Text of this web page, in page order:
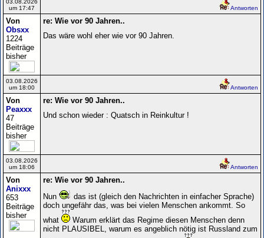
03.08.2026
um 17:47
Antworten
Von
Obsxx
1224
Beiträge
bisher
re: Wie vor 90 Jahren..
Das wäre wohl eher wie vor 90 Jahren.
03.08.2026
um 18:00
Antworten
Von
Peaxxx
47
Beiträge
bisher
re: Wie vor 90 Jahren..
Und schon wieder : Quatsch in Reinkultur !
03.08.2026
um 18:06
Antworten
Von
Anixxx
653
Beiträge
bisher
re: Wie vor 90 Jahren..
Nun
das ist (gleich den Nachrichten in einfacher Sprache)
doch ungefähr das, was bei vielen Menschen ankommt. So
what
Warum erklärt das Regime diesen Menschen denn
nicht PLAUSIBEL, warum es angeblich nötig ist Russland zum